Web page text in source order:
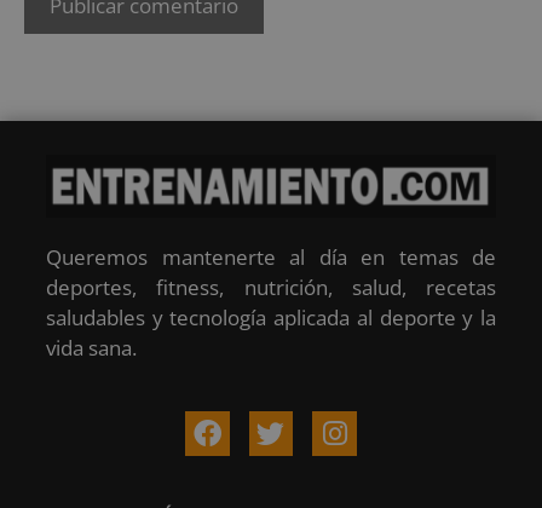
Queremos mantenerte al día en temas de
deportes, fitness, nutrición, salud, recetas
saludables y tecnología aplicada al deporte y la
vida sana.